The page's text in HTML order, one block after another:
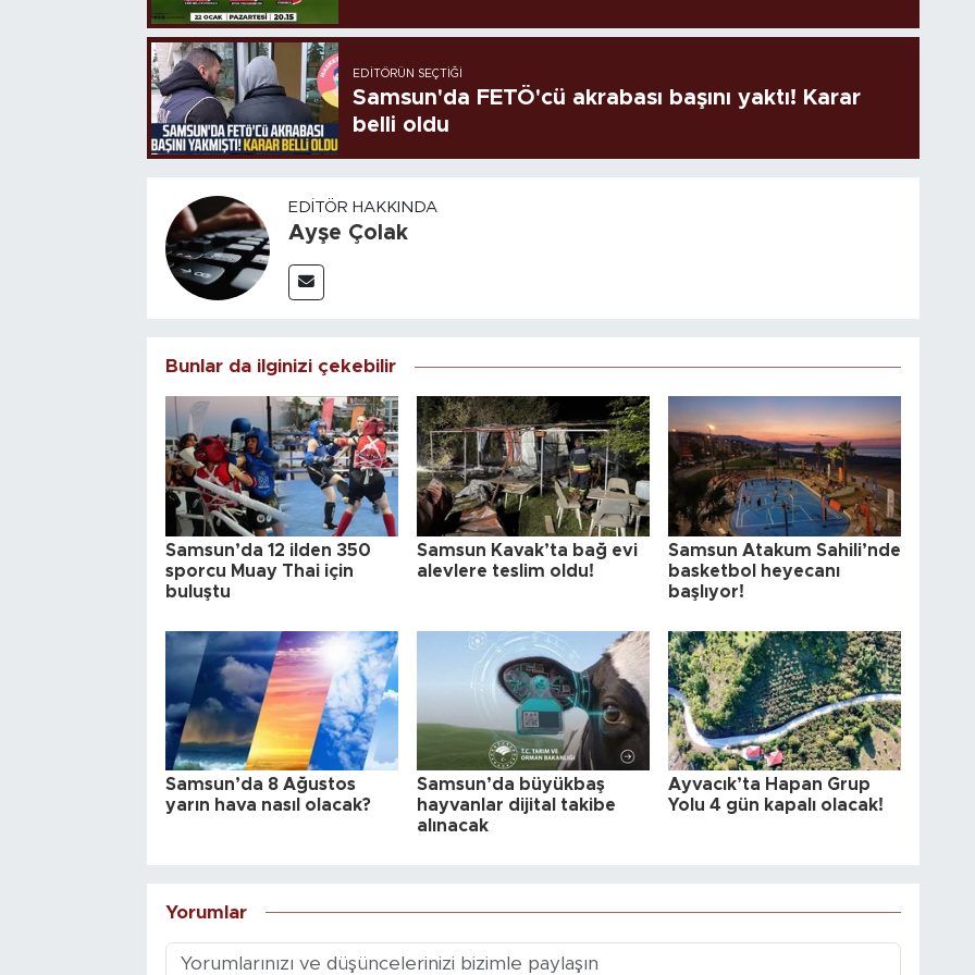
EDITÖRÜN SEÇTIĞI
Samsun'da FETÖ'cü akrabası başını yaktı! Karar
belli oldu
EDITÖR HAKKINDA
Ayşe Çolak
Bunlar da ilginizi çekebilir
Samsun’da 12 ilden 350
sporcu Muay Thai için
buluştu
Samsun Kavak’ta bağ evi
alevlere teslim oldu!
Samsun Atakum Sahili’nde
basketbol heyecanı
başlıyor!
Samsun’da 8 Ağustos
yarın hava nasıl olacak?
Samsun’da büyükbaş
hayvanlar dijital takibe
alınacak
Ayvacık’ta Hapan Grup
Yolu 4 gün kapalı olacak!
Yorumlar